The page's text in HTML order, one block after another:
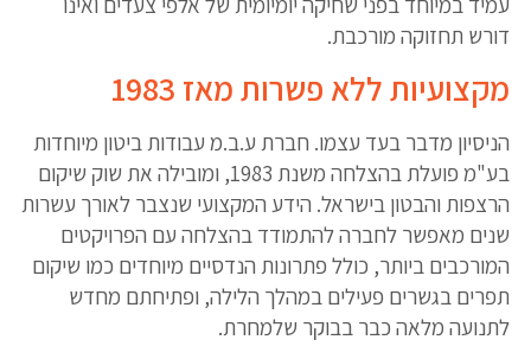
דורש תחזוקה מורכבת.
מקצועיות ללא פשרות מאז 1983
הניסיון מדבר בעד עצמו. חברת ע.ב.מ עבודות ביטון מיוחדות
בע"מ פועלת בהצלחה משנת 1983, ומובילה את שוק שיקום
הרצפות והבטון בישראל. הידע המקצועי שנצבר לאורך עשרות
שנים מאפשר לחברה להתמודד בהצלחה עם הפרויקטים
המורכבים ביותר, כולל פתרונות הנדסיים מיוחדים כמו שיקום
תפרים בגשרים פעילים במהלך הלילה, ופתיחתם מחדש
לתנועה מלאה כבר בבוקר שלמחרת.